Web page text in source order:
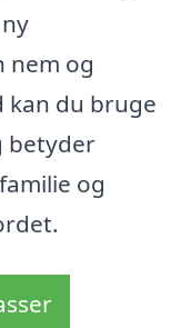
nem og
kan du bruge
betyder
og